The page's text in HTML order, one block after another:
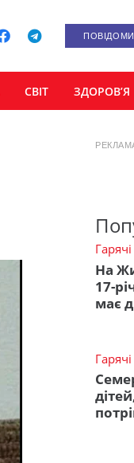
СВІТ ЗДОРОВ’Я
На
17-
має